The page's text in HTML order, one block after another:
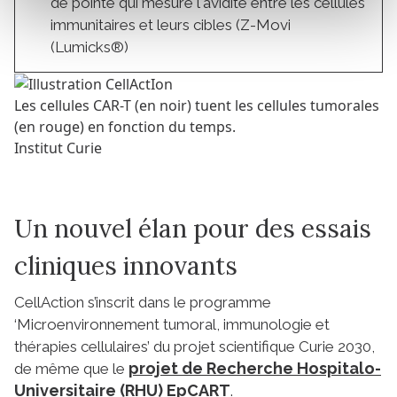
immunitaires et leurs cibles (Z-Movi
(Lumicks®)
Les cellules CAR-T (en noir) tuent les cellules tumorales
(en rouge) en fonction du temps.
Institut Curie
Un nouvel élan pour des essais
cliniques innovants
CellAction s’inscrit dans le programme
‘Microenvironnement tumoral, immunologie et
thérapies cellulaires’ du projet scientifique Curie 2030,
de même que le projet de Recherche Hospitalo-
Universitaire (RHU) EpCART.